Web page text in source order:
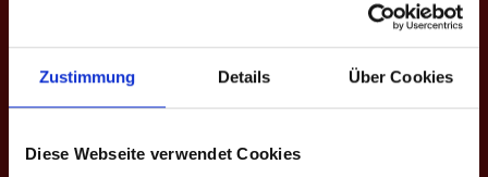
Zustimmung Details Über Cookies
Diese Webseite verwendet Cookies